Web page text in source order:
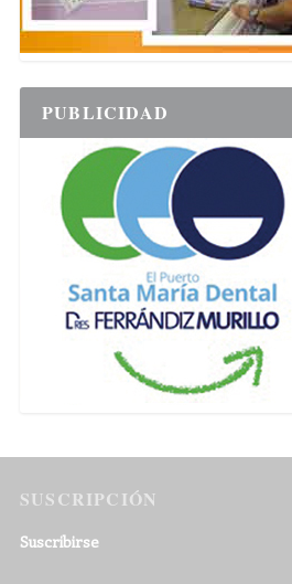
PUBLICIDAD
SUSCRIPCIÓN
Suscribirse